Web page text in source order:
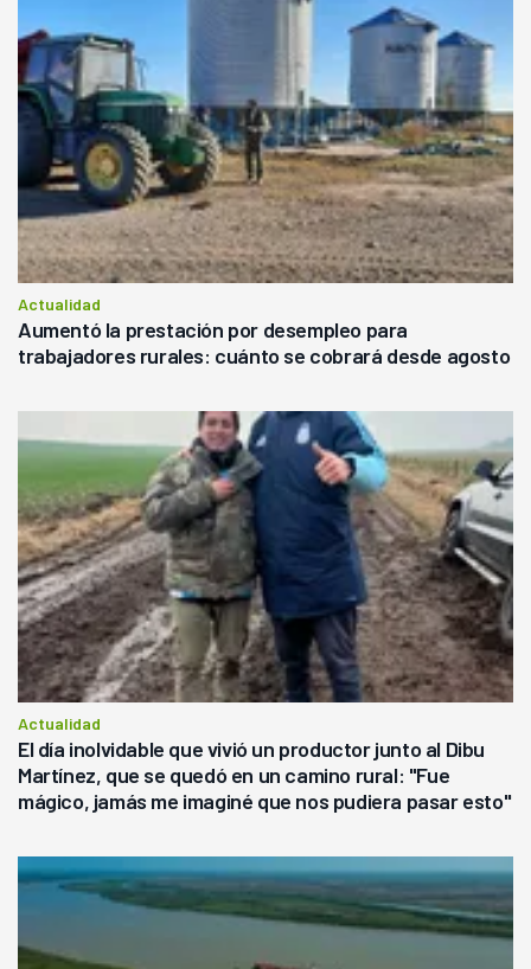
Actualidad
Aumentó la prestación por desempleo para
trabajadores rurales: cuánto se cobrará desde agosto
Actualidad
El día inolvidable que vivió un productor junto al Dibu
Martínez, que se quedó en un camino rural: "Fue
mágico, jamás me imaginé que nos pudiera pasar esto"